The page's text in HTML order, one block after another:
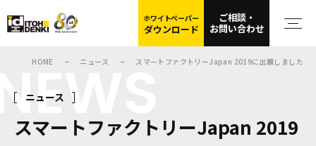
ホワイトペーパー
ダウンロード
ご相談・
お問い合わせ
HOME ニュース スマートファクトリーJapan 2019に出展しました
ニュース
スマートファクトリーJapan 2019